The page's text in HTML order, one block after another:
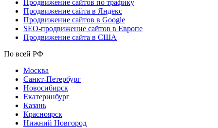
Продвижение сайтов по трафику
Продвижение сайта в Яндекс
Продвижение сайтов в Google
SEO-продвижение сайтов в Европе
Продвижение сайта в США
По всей РФ
Москва
Санкт-Петербург
Новосибирск
Екатеринбург
Казань
Красноярск
Нижний Новгород